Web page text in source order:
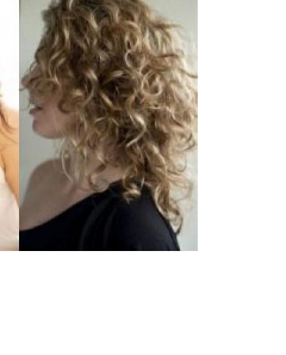
Стрижки на средние
прямые
Французская стрижка